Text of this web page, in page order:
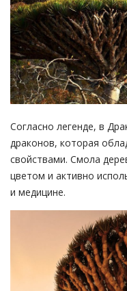
Согласно легенде, в
драконов, которая
свойствами. Смола
цветом и активно
и медицине.